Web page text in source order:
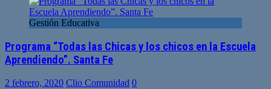
Gestión Educativa
Programa “Todas las Chicas y los chicos en la Escuela
Aprendiendo”. Santa Fe
2 febrero, 2020 Clio Comunidad 0